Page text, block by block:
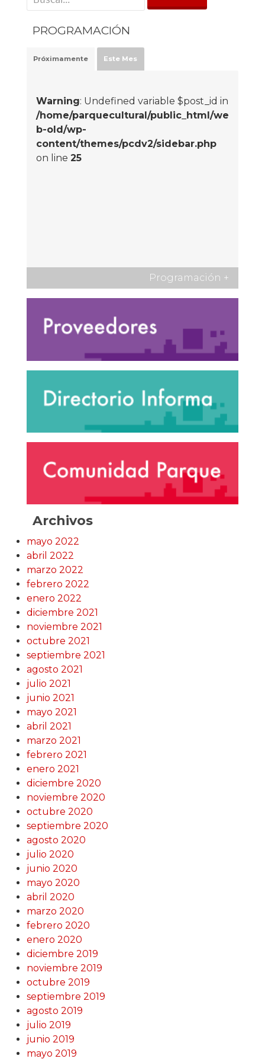
PROGRAMACIÓN
Próximamente Este Mes
Warning: Undefined variable $post_id in
/home/parquecultural/public_html/we
b-old/wp-
content/themes/pcdv2/sidebar.php
on line 25
Programación +
Archivos
mayo 2022
abril 2022
marzo 2022
febrero 2022
enero 2022
diciembre 2021
noviembre 2021
octubre 2021
septiembre 2021
agosto 2021
julio 2021
junio 2021
mayo 2021
abril 2021
marzo 2021
febrero 2021
enero 2021
diciembre 2020
noviembre 2020
octubre 2020
septiembre 2020
agosto 2020
julio 2020
junio 2020
mayo 2020
abril 2020
marzo 2020
febrero 2020
enero 2020
diciembre 2019
noviembre 2019
octubre 2019
septiembre 2019
agosto 2019
julio 2019
junio 2019
mayo 2019